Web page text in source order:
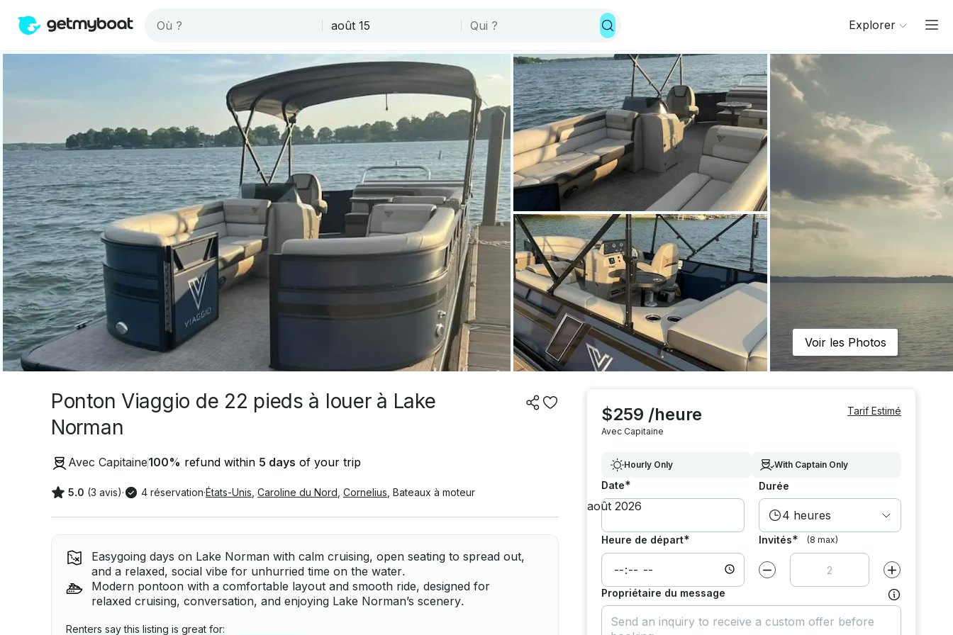
Explorer
Voir les Photos
Ponton Viaggio de 22 pieds à louer à Lake
Norman
Avec Capitaine100% refund within 5 days of your trip
5.0 (3 avis)· 4 réservation·États-Unis Caroline du Nord Cornelius Bateaux à moteur
Easygoing days on Lake Norman with calm cruising, open seating to spread out,
and a relaxed, social vibe for unhurried time on the water.
Modern pontoon with a comfortable layout and smooth ride, designed for
relaxed cruising, conversation, and enjoying Lake Norman’s scenery.
Renters say this listing is great for:
$259 /heure
Avec Capitaine
Tarif Estimé
Hourly Only With Captain Only
Date* Durée
4 heures
Heure de départ* Invités* (8 max)
Diminuer la valeur par Augmenter la
Propriétaire du message